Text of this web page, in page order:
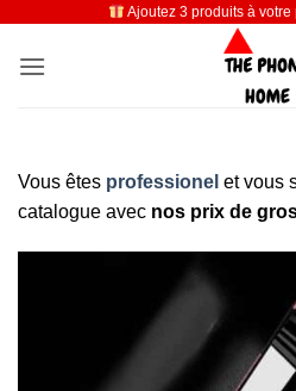
contenu
Ajoutez 3 produits à
Vous êtes professionel et vous
catalogue avec nos prix de